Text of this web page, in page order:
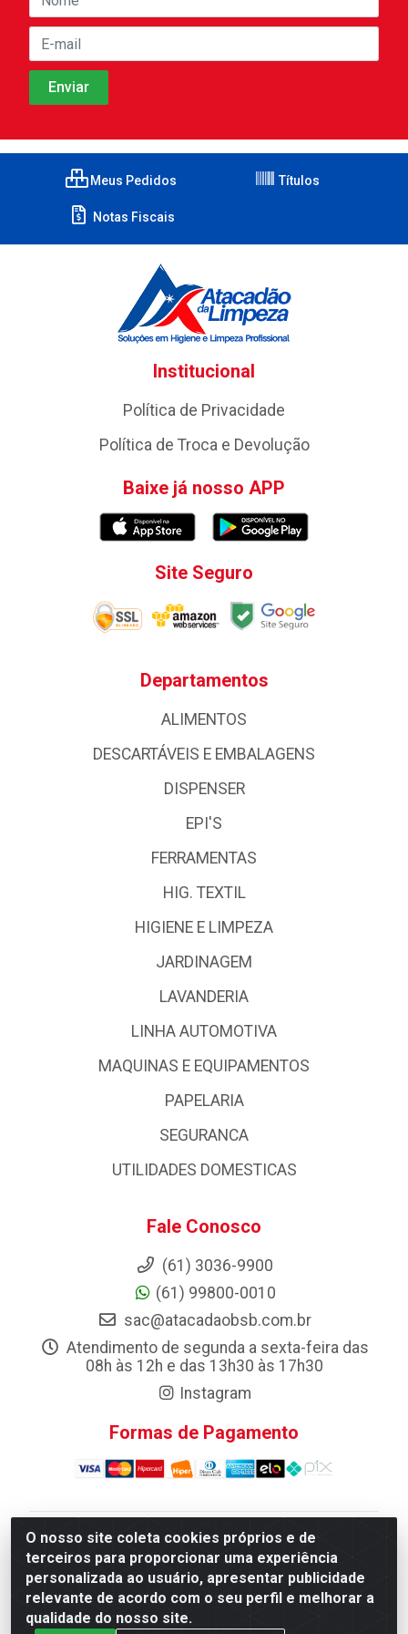
O nosso site coleta cookies próprios e de
terceiros para proporcionar uma experiência
personalizada ao usuário, apresentar publicidade
relevante de acordo com o seu perfil e melhorar a
qualidade do nosso site.
Meus Pedidos Títulos
Notas Fiscais
Institucional
Política de Privacidade
Política de Troca e Devolução
Baixe já nosso APP
Site Seguro
Departamentos
ALIMENTOS
DESCARTÁVEIS E EMBALAGENS
DISPENSER
EPI'S
FERRAMENTAS
HIG. TEXTIL
HIGIENE E LIMPEZA
JARDINAGEM
LAVANDERIA
LINHA AUTOMOTIVA
MAQUINAS E EQUIPAMENTOS
PAPELARIA
SEGURANCA
UTILIDADES DOMESTICAS
Fale Conosco
(61) 3036-9900
(61) 99800-0010
sac@atacadaobsb.com.br
Atendimento de segunda a sexta-feira das
08h às 12h e das 13h30 às 17h30
Instagram
Formas de Pagamento
Atacadao da Limpeza F. Pereira Queiroz Comercio e
Distribuicao LTDA - Quadra Qi 10 Lotes 39 e, 41 - Setor
Industrial (Taguatinga), Brasília/DF - CEP 72.135-100 -
CNPJ 13.184.675/0001-80